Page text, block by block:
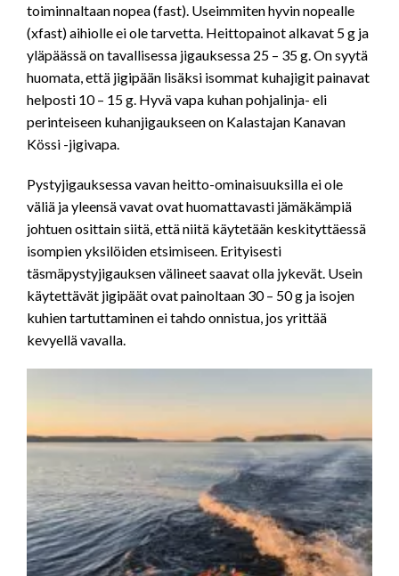
toiminnaltaan nopea (fast). Useimmiten hyvin nopealle
(xfast) aihiolle ei ole tarvetta. Heittopainot alkavat 5 g ja
yläpäässä on tavallisessa jigauksessa 25 – 35 g. On syytä
huomata, että jigipään lisäksi isommat kuhajigit painavat
helposti 10 – 15 g. Hyvä vapa kuhan pohjalinja- eli
perinteiseen kuhanjigaukseen on Kalastajan Kanavan
Kössi -jigivapa.
Pystyjigauksessa vavan heitto-ominaisuuksilla ei ole
väliä ja yleensä vavat ovat huomattavasti jämäkämpiä
johtuen osittain siitä, että niitä käytetään keskityttäessä
isompien yksilöiden etsimiseen. Erityisesti
täsmäpystyjigauksen välineet saavat olla jykevät. Usein
käytettävät jigipäät ovat painoltaan 30 – 50 g ja isojen
kuhien tartuttaminen ei tahdo onnistua, jos yrittää
kevyellä vavalla.